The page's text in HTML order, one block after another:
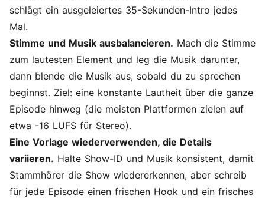
schlägt ein ausgeleiertes 35-Sekunden-Intro jedes
Mal.
Stimme und Musik ausbalancieren. Mach die Stimme
zum lautesten Element und leg die Musik darunter,
dann blende die Musik aus, sobald du zu sprechen
beginnst. Ziel: eine konstante Lautheit über die ganze
Episode hinweg (die meisten Plattformen zielen auf
etwa -16 LUFS für Stereo).
Eine Vorlage wiederverwenden, die Details
variieren. Halte Show-ID und Musik konsistent, damit
Stammhörer die Show wiedererkennen, aber schreib
für jede Episode einen frischen Hook und ein frisches